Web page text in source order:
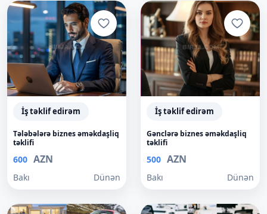
İş təklif edirəm
Tələbələrə biznes əməkdaşliq
təklifi
600 AZN
Bakı Dünən
İş təklif edirəm
Gənclərə biznes əməkdaşliq
təklifi
500 AZN
Bakı Dünən